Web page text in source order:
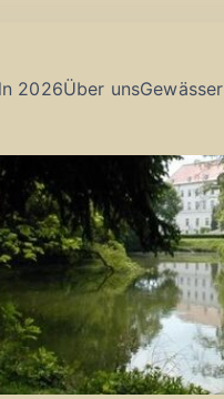
2026Über unsGewässer